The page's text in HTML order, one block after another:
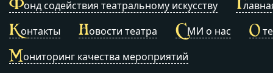
Фонд содействия театральному искусству Г
Контакты Новости театра СМИ о нас О
Мониторинг качества мероприятий